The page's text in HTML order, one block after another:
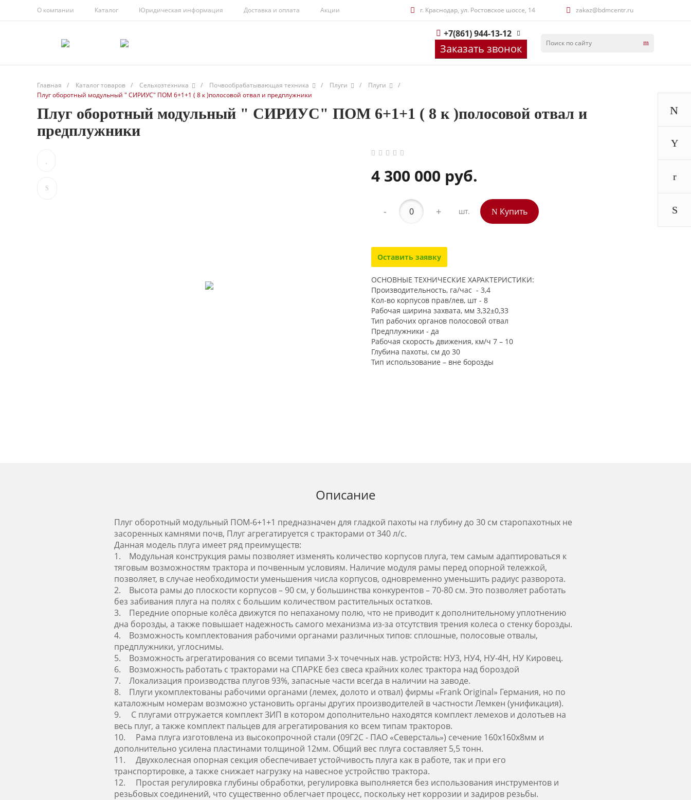
О компании Каталог Юридическая информация Доставка и оплата Акции г. Краснодар, ул. Ростовское шоссе, 14 zakaz@bdmcentr.ru
+7(861) 944-13-12
Заказать звонок
Главная / Каталог товаров / Сельхозтехника / Почвообрабатывающая техника / Плуги / Плуги
/
Плуг оборотный модульный " СИРИУС" ПОМ 6+1+1 ( 8 к )полосовой отвал и предплужники
Плуг оборотный модульный " СИРИУС" ПОМ 6+1+1 ( 8 к )полосовой отвал и
предплужники
4 300 000 руб.
- + шт. Купить
Оставить заявку
ОСНОВНЫЕ ТЕХНИЧЕСКИЕ ХАРАКТЕРИСТИКИ:
Производительность, га/час - 3,4
Кол-во корпусов прав/лев, шт - 8
Рабочая ширина захвата, мм 3,32±0,33
Тип рабочих органов полосовой отвал
Предплужники - да
Рабочая скорость движения, км/ч 7 – 10
Глубина пахоты, см до 30
Тип использование – вне борозды
Описание
Плуг оборотный модульный ПОМ-6+1+1 предназначен для гладкой пахоты на глубину до 30 см старопахотных не
засоренных камнями почв, Плуг агрегатируется с тракторами от 340 л/с.
Данная модель плуга имеет ряд преимуществ:
1. Модульная конструкция рамы позволяет изменять количество корпусов плуга, тем самым адаптироваться к
тяговым возможностям трактора и почвенным условиям. Наличие модуля рамы перед опорной тележкой,
позволяет, в случае необходимости уменьшения числа корпусов, одновременно уменьшить радиус разворота.
2. Высота рамы до плоскости корпусов – 90 см, у большинства конкурентов – 70-80 см. Это позволяет работать
без забивания плуга на полях с большим количеством растительных остатков.
3. Передние опорные колёса движутся по непаханому полю, что не приводит к дополнительному уплотнению
дна борозды, а также повышает надежность самого механизма из-за отсутствия трения колеса о стенку борозды.
4. Возможность комплектования рабочими органами различных типов: сплошные, полосовые отвалы,
предплужники, углоснимы.
5. Возможность агрегатирования со всеми типами 3-х точечных нав. устройств: НУ3, НУ4, НУ-4Н, НУ Кировец.
6. Возможность работать с тракторами на СПАРКЕ без свеса крайних колес трактора над бороздой
7. Локализация производства плугов 93%, запасные части всегда в наличии на заводе.
8. Плуги укомплектованы рабочими органами (лемех, долото и отвал) фирмы «Frank Original» Германия, но по
каталожным номерам возможно установить органы других производителей в частности Лемкен (унификация).
9. С плугами отгружается комплект ЗИП в котором дополнительно находятся комплект лемехов и долотьев на
весь плуг, а также комплект пальцев для агрегатирования ко всем типам тракторов.
10. Рама плуга изготовлена из высокопрочной стали (09Г2С - ПАО «Северсталь») сечение 160х160х8мм и
дополнительно усилена пластинами толщиной 12мм. Общий вес плуга составляет 5,5 тонн.
11. Двухколесная опорная секция обеспечивает устойчивость плуга как в работе, так и при его
транспортировке, а также снижает нагрузку на навесное устройство трактора.
12. Простая регулировка глубины обработки, регулировка выполняется без использования инструментов и
резьбовых соединений, что существенно облегчает процесс, поскольку нет коррозии и задиров резьбы.